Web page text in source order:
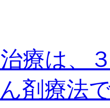
療は、
剤療法